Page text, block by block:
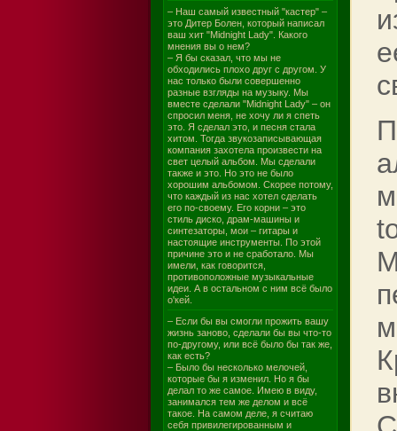
– Наш самый известный "кастер" –
это Дитер Болен, который написал
ваш хит "Midnight Lady". Какого
мнения вы о нем?
– Я бы сказал, что мы не
обходились плохо друг с другом. У
нас только были совершенно
разные взгляды на музыку. Мы
вместе сделали "Midnight Lady" – он
спросил меня, не хочу ли я спеть
это. Я сделал это, и песня стала
хитом. Тогда звукозаписывающая
компания захотела произвести на
свет целый альбом. Мы сделали
также и это. Но это не было
хорошим альбомом. Скорее потому,
что каждый из нас хотел сделать
его по-своему. Его корни – это
стиль диско, драм-машины и
синтезаторы, мои – гитары и
настоящие инструменты. По этой
причине это и не сработало. Мы
имели, как говорится,
противоположные музыкальные
идеи. А в остальном с ним всё было
о'кей.
– Если бы вы смогли прожить вашу
жизнь заново, сделали бы вы что-то
по-другому, или всё было бы так же,
как есть?
– Было бы несколько мелочей,
которые бы я изменил. Но я бы
делал то же самое. Имею в виду,
занимался тем же делом и всё
такое. На самом деле, я считаю
себя привилегированным и